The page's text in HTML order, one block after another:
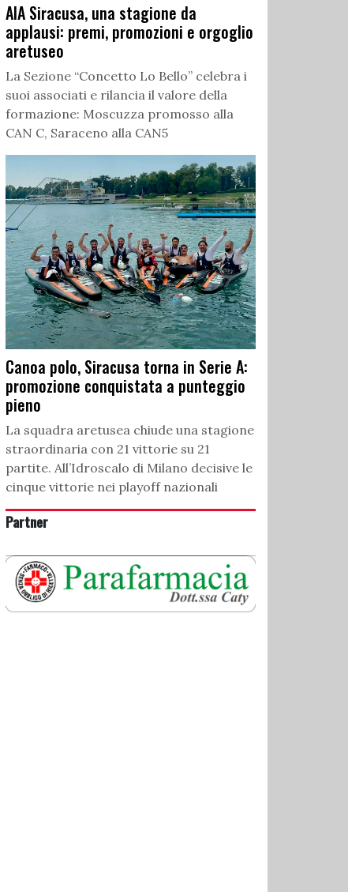
AIA Siracusa, una stagione da
applausi: premi, promozioni e orgoglio
aretuseo
La Sezione “Concetto Lo Bello” celebra i
suoi associati e rilancia il valore della
formazione: Moscuzza promosso alla
CAN C, Saraceno alla CAN5
Canoa polo, Siracusa torna in Serie A:
promozione conquistata a punteggio
pieno
La squadra aretusea chiude una stagione
straordinaria con 21 vittorie su 21
partite. All’Idroscalo di Milano decisive le
cinque vittorie nei playoff nazionali
Partner